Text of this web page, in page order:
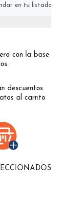
en tu listado
con la base
descuentos
al carrito